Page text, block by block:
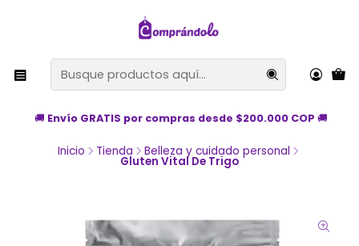
🚚 Envío GRATIS por compras desde $200.000 COP 🚚
Inicio Tienda Belleza y cuidado personal
Gluten Vital De Trigo